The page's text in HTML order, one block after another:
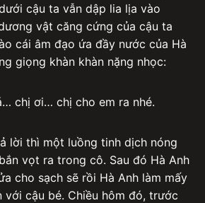
cậu ta vẫn dập lia lịa vào
vật căng cứng của cậu ta
cái âm đạo ứa đầy nước của Hà
giọng khàn khàn nặng nhọc:
chị ơi… chị cho em ra nhé.
lời thì một luồng tinh dịch nóng
vọt ra trong cô. Sau đó Hà Anh
cho sạch sẽ rồi Hà Anh làm mấy
với cậu bé. Chiều hôm đó, trước